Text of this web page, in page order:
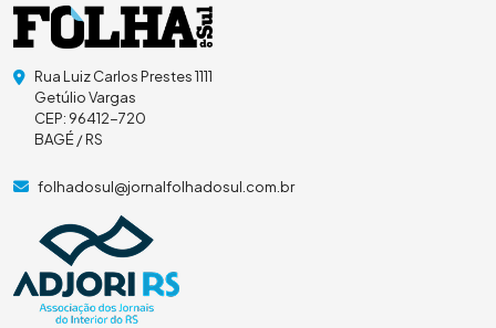
Rua Luiz Carlos Prestes 1111
Getúlio Vargas
CEP: 96412-720
BAGÉ / RS
folhadosul@jornalfolhadosul.com.br